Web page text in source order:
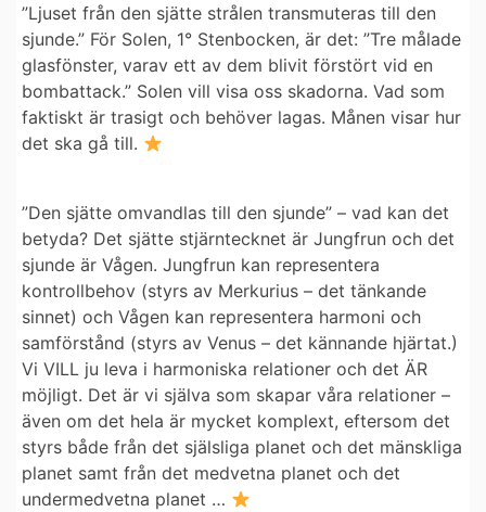
”Ljuset från den sjätte strålen transmuteras till den
sjunde.” För Solen, 1° Stenbocken, är det: ”Tre målade
glasfönster, varav ett av dem blivit förstört vid en
bombattack.” Solen vill visa oss skadorna. Vad som
faktiskt är trasigt och behöver lagas. Månen visar hur
det ska gå till.
”Den sjätte omvandlas till den sjunde” – vad kan det
betyda? Det sjätte stjärntecknet är Jungfrun och det
sjunde är Vågen. Jungfrun kan representera
kontrollbehov (styrs av Merkurius – det tänkande
sinnet) och Vågen kan representera harmoni och
samförstånd (styrs av Venus – det kännande hjärtat.)
Vi VILL ju leva i harmoniska relationer och det ÄR
möjligt. Det är vi själva som skapar våra relationer –
även om det hela är mycket komplext, eftersom det
styrs både från det själsliga planet och det mänskliga
planet samt från det medvetna planet och det
undermedvetna planet …